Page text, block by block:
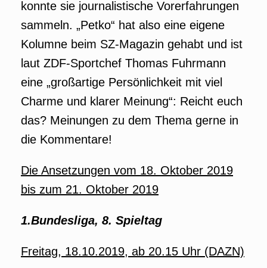
konnte sie journalistische Vorerfahrungen
sammeln. „Petko“ hat also eine eigene
Kolumne beim SZ-Magazin gehabt und ist
laut ZDF-Sportchef Thomas Fuhrmann
eine „großartige Persönlichkeit mit viel
Charme und klarer Meinung“: Reicht euch
das? Meinungen zu dem Thema gerne in
die Kommentare!
Die Ansetzungen vom 18. Oktober 2019
bis zum 21. Oktober 2019
1.Bundesliga, 8. Spieltag
Freitag, 18.10.2019, ab 20.15 Uhr (DAZN)